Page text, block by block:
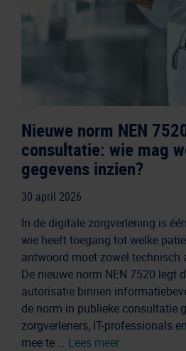
Nieuwe norm NEN
consultatie: wie mag
gegevens inzien?
30 april 2026
In de digitale zorgverlening is
wie heeft toegang tot welke
antwoord moet zowel technisch
De nieuwe norm NEN 7520 legt
autorisatie binnen
de norm in publieke consultatie
zorgverleners, IT-professionals
mee te … Lees meer